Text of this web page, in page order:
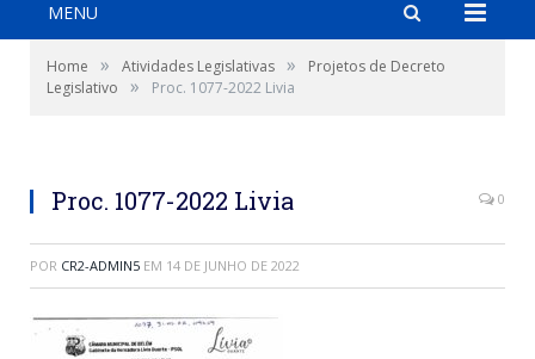
MENU
Home » Atividades Legislativas »
Projetos de Decreto
Legislativo
» Proc. 1077-2022 Livia
Proc. 1077-2022 Livia 0
POR CR2-ADMIN5 EM 14 DE JUNHO DE 2022